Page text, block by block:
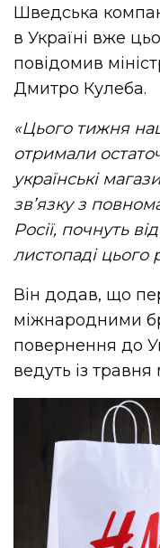
Шведська
в Україні вже
повідомив
Дмитро Кулеба.
«Цього тижня
отримали
українські
зв’язку з
Росії, почнуть
листопаді цього
Він додав, що
міжнародними
повернення до
ведуть із